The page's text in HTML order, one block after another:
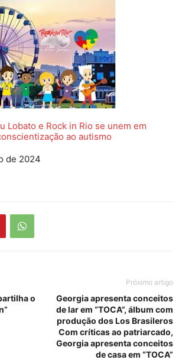
Lobato e Rock in Rio se unem em
ao autismo
de 2024
o
Próximo artigo
Georgia apresenta conceitos
de lar em “TOCA”, álbum com
produção dos Los Brasileros
Com críticas ao patriarcado,
Georgia apresenta conceitos
de casa em “TOCA”